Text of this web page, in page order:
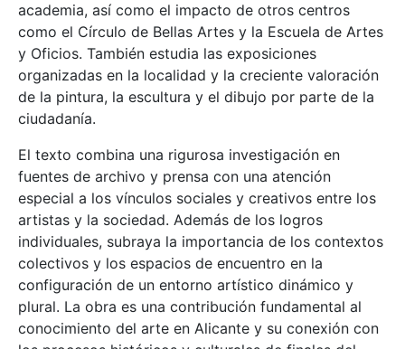
academia, así como el impacto de otros centros
como el Círculo de Bellas Artes y la Escuela de Artes
y Oficios. También estudia las exposiciones
organizadas en la localidad y la creciente valoración
de la pintura, la escultura y el dibujo por parte de la
ciudadanía.
El texto combina una rigurosa investigación en
fuentes de archivo y prensa con una atención
especial a los vínculos sociales y creativos entre los
artistas y la sociedad. Además de los logros
individuales, subraya la importancia de los contextos
colectivos y los espacios de encuentro en la
configuración de un entorno artístico dinámico y
plural. La obra es una contribución fundamental al
conocimiento del arte en Alicante y su conexión con